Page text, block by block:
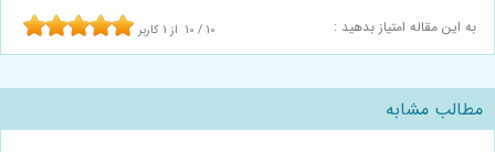
به این مقاله امتیاز بدهید : 10 / 10 از 1 کاربر
مطالب مشابه